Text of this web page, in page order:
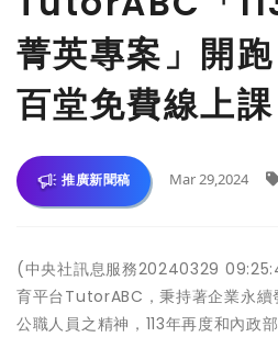
菁英專案」開
百堂免費線上課
推廣新聞稿 Mar 29,2024
(中央社訊息服務20240329
育平台TutorABC，秉持著企業永續
公職人員之精神，113年再度和內政